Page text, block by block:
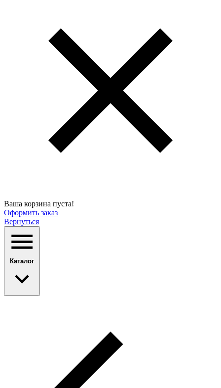
Ваша корзина пуста!
Оформить заказ
Вернуться
Каталог